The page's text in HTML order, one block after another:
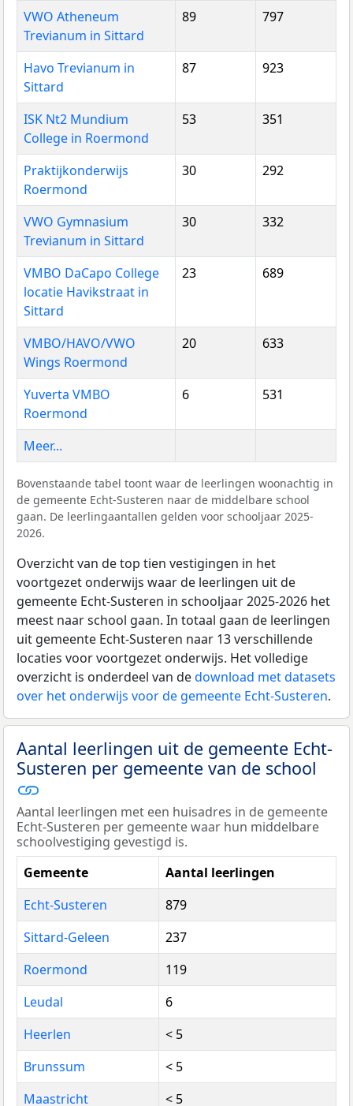
VWO Atheneum
Trevianum in Sittard
89 797
Havo Trevianum in
Sittard
87 923
ISK Nt2 Mundium
College in Roermond
53 351
Praktijkonderwijs
Roermond
30 292
VWO Gymnasium
Trevianum in Sittard
30 332
VMBO DaCapo College
locatie Havikstraat in
Sittard
23 689
VMBO/HAVO/VWO
Wings Roermond
20 633
Yuverta VMBO
Roermond
6 531
Meer...
Bovenstaande tabel toont waar de leerlingen woonachtig in
de gemeente Echt-Susteren naar de middelbare school
gaan. De leerlingaantallen gelden voor schooljaar 2025-
2026.
Overzicht van de top tien vestigingen in het
voortgezet onderwijs waar de leerlingen uit de
gemeente Echt-Susteren in schooljaar 2025-2026 het
meest naar school gaan. In totaal gaan de leerlingen
uit gemeente Echt-Susteren naar 13 verschillende
locaties voor voortgezet onderwijs. Het volledige
overzicht is onderdeel van dedownload met datasets
over het onderwijs voor de gemeente Echt-Susteren.
Aantal leerlingen uit de gemeente Echt-
Susteren per gemeente van de school
Aantal leerlingen met een huisadres in de gemeente
Echt-Susteren per gemeente waar hun middelbare
schoolvestiging gevestigd is.
Gemeente
Aantal leerlingen
Echt-Susteren
879
Sittard-Geleen
237
Roermond
119
Leudal
6
Heerlen
< 5
Brunssum
< 5
Maastricht
< 5